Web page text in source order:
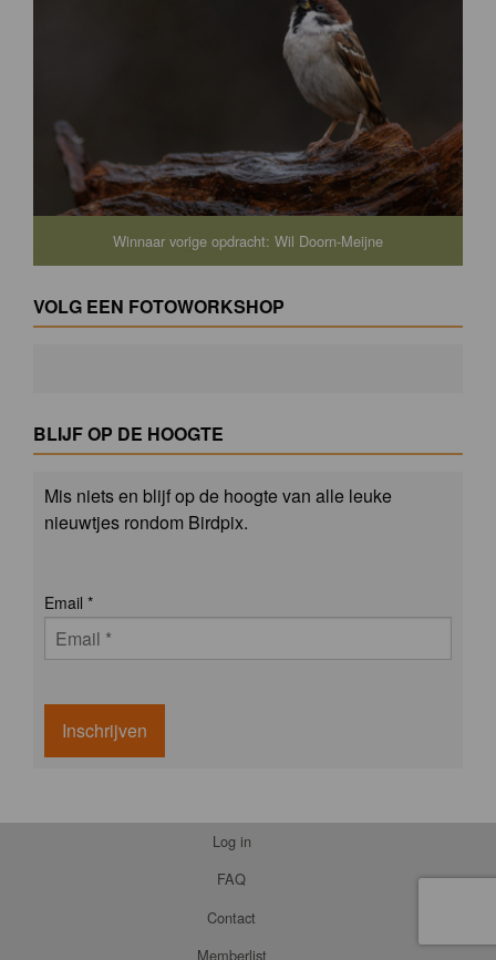
Winnaar vorige opdracht: Wil Doorn-Meijne
VOLG EEN FOTOWORKSHOP
BLIJF OP DE HOOGTE
Mis niets en blijf op de hoogte van alle leuke
nieuwtjes rondom Birdpix.
Email *
Inschrijven
Log in
FAQ
Contact
Memberlist